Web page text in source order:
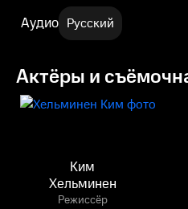
Аудио Русский
Актёры и
Ким
Хельминен
Режиссёр